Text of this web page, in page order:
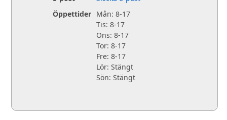
Öppettider Mån: 8-17
Tis: 8-17
Ons: 8-17
Tor: 8-17
Fre: 8-17
Lör: Stängt
Sön: Stängt